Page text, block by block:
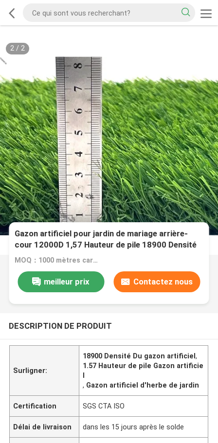
2/ 2
Gazon artificiel pour jardin de mariage arrière-
cour 12000D 1,57 Hauteur de pile 18900 Densité
MOQ：1000 mètres carrés
meilleur prix Contactez nous
DESCRIPTION DE PRODUIT
Surligner:
18900 Densité Du gazon artificiel,
1.57 Hauteur de pile Gazon artificie
l
, Gazon artificiel d'herbe de jardin
Certification SGS CTA ISO
Délai de livraison dans les 15 jours après le solde